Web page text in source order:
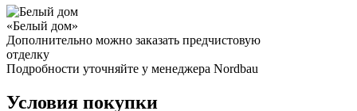
«Белый дом»
Дополнительно можно заказать предчистовую
отделку
Подробности уточняйте у менеджера Nordbau
Условия покупки